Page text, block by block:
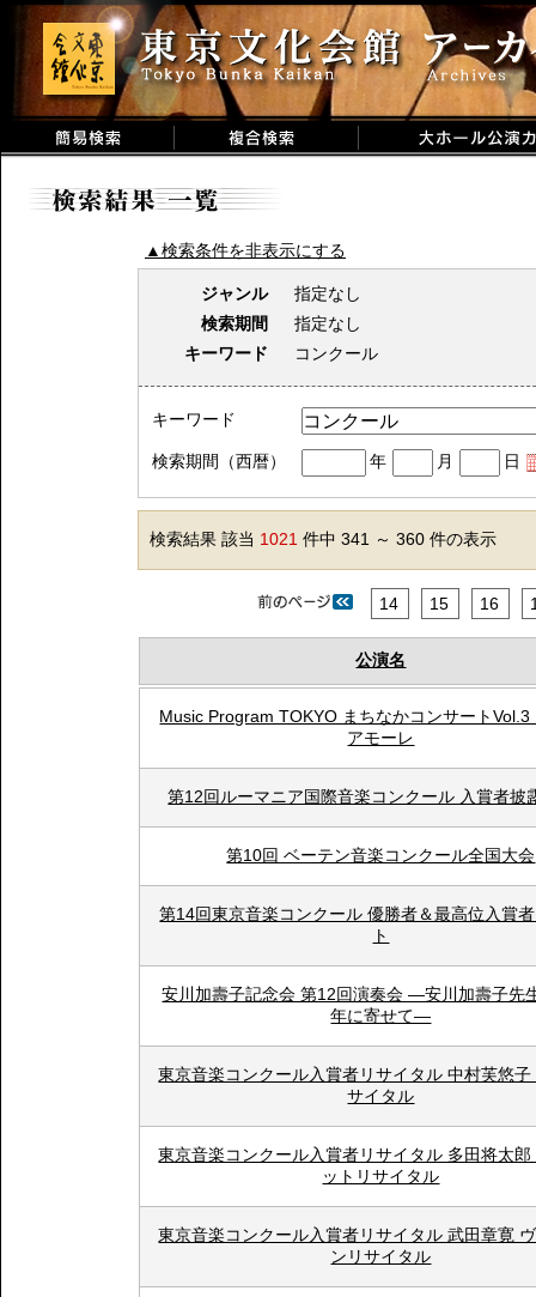
▲検索条件を非表示にする
ジャンル
指定なし
検索期間
指定なし
キーワード
コンクール
キーワード
検索期間（西暦） 年 月 日
検索結果 該当 1021 件中 341 ～ 360 件の表示
14 15 16
公演名
Music Program TOKYO まちなかコンサートVol.3
アモーレ
第12回ルーマニア国際音楽コンクール 入賞者披
第10回 ベーテン音楽コンクール全国大会
第14回東京音楽コンクール 優勝者＆最高位入賞
ト
安川加壽子記念会 第12回演奏会 ―安川加壽子先
年に寄せて―
東京音楽コンクール入賞者リサイタル 中村芙悠
サイタル
東京音楽コンクール入賞者リサイタル 多田将太
ットリサイタル
東京音楽コンクール入賞者リサイタル 武田章寛
ンリサイタル